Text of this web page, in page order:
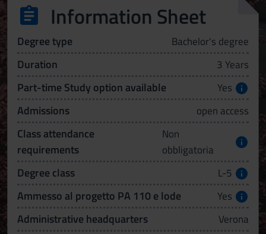
Information Sheet
Degree type Bachelor's degree
Duration 3 Years
Part-time Study option available Yes
Admissions open access
Class attendance
requirements
Non
obbligatoria
Degree class L-5
Ammesso al progetto PA 110 e lode Yes
Administrative headquarters Verona